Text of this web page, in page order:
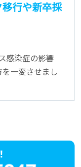
行や新卒採
感染症の影響
一変させまし